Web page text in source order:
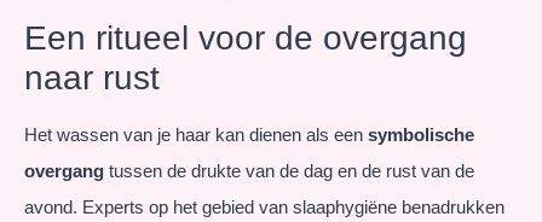
Een ritueel voor de overgang
naar rust
Het wassen van je haar kan dienen als een symbolische
overgang tussen de drukte van de dag en de rust van de
avond. Experts op het gebied van slaaphygiëne benadrukken